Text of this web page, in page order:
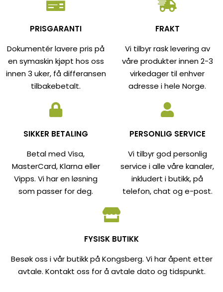
PRISGARANTI
Dokumentér lavere pris på
en symaskin kjøpt hos oss
innen 3 uker, få differansen
tilbakebetalt.
FRAKT
Vi tilbyr rask levering av
våre produkter innen 2-3
virkedager til enhver
adresse i hele Norge.
SIKKER BETALING
Betal med Visa,
MasterCard, Klarna eller
Vipps. Vi har en løsning
som passer for deg.
PERSONLIG SERVICE
Vi tilbyr god personlig
service i alle våre kanaler,
inkludert i butikk, på
telefon, chat og e-post.
FYSISK BUTIKK
Besøk oss i vår butikk på Kongsberg. Vi har åpent etter
avtale. Kontakt oss for å avtale dato og tidspunkt.